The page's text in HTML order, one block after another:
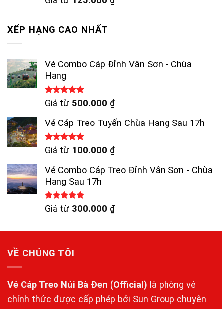
XẾP HẠNG CAO NHẤT
Vé Combo Cáp Đỉnh Vân Sơn - Chùa
Hang
Được xếp
Giá từ 500.000 ₫
Vé Cáp Treo Tuyến Chùa Hang Sau 17h
Được xếp
Giá từ 100.000 ₫
Vé Combo Cáp Treo Đỉnh Vân Sơn - Chùa
Hang Sau 17h
Được xếp
Giá từ 300.000 ₫
VỀ CHÚNG TÔI
Vé Cáp Treo Núi Bà Đen (Official) là phòng vé
chính thức được cấp phép bởi Sun Group chuyên